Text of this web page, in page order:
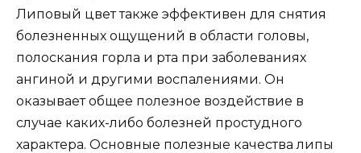
Липовый цвет также эффективен для снятия
болезненных ощущений в области головы,
полоскания горла и рта при заболеваниях
ангиной и другими воспалениями. Он
оказывает общее полезное воздействие в
случае каких-либо болезней простудного
характера. Основные полезные качества липы